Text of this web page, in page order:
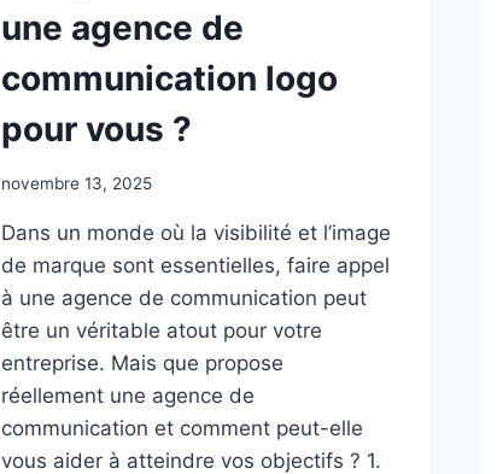
IMMOBILIÈRE
une agence de
communication logo
pour vous ?
novembre 13, 2025
Dans un monde où la visibilité et l’image
de marque sont essentielles, faire appel
à une agence de communication peut
être un véritable atout pour votre
entreprise. Mais que propose
réellement une agence de
communication et comment peut-elle
vous aider à atteindre vos objectifs ? 1.